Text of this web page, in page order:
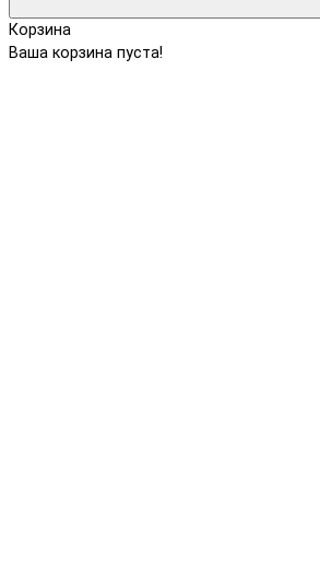
Корзина
Ваша корзина пуста!